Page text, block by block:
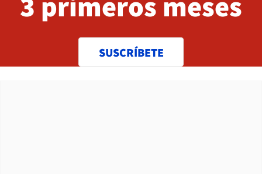
SUSCRÍBETE